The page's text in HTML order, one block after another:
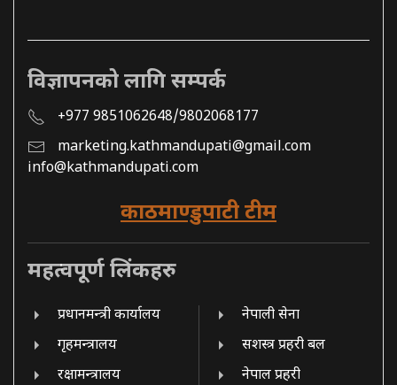
विज्ञापनको लागि सम्पर्क
+977 9851062648/9802068177
marketing.kathmandupati@gmail.com
info@kathmandupati.com
काठमाण्डुपाटी टीम
महत्वपूर्ण लिंकहरु
प्रधानमन्त्री कार्यालय
गृहमन्त्रालय
रक्षामन्त्रालय
नेपाली सेना
सशस्त्र प्रहरी बल
नेपाल प्रहरी